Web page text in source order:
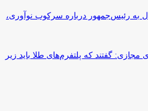
به رئیس‌جمهور درباره سرکوب نوآوری،
گفتند که پلتفرم‌های طلا باید زیر